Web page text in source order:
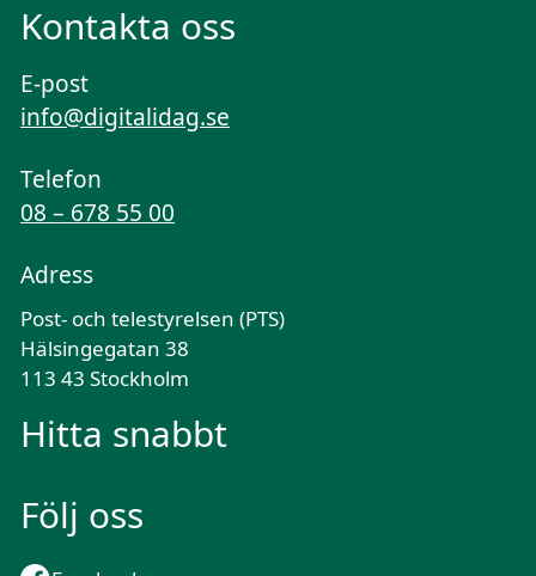
Kontakta oss
E-post
info@digitalidag.se
Telefon
08 – 678 55 00
Adress
Post- och telestyrelsen (PTS)
Hälsingegatan 38
113 43 Stockholm
Hitta snabbt
Följ oss